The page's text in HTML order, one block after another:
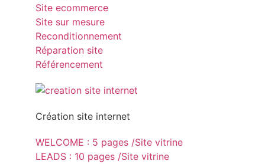
Site ecommerce
Site sur mesure
Reconditionnement
Réparation site
Référencement
Création site internet
WELCOME : 5 pages /Site vitrine
LEADS : 10 pages /Site vitrine